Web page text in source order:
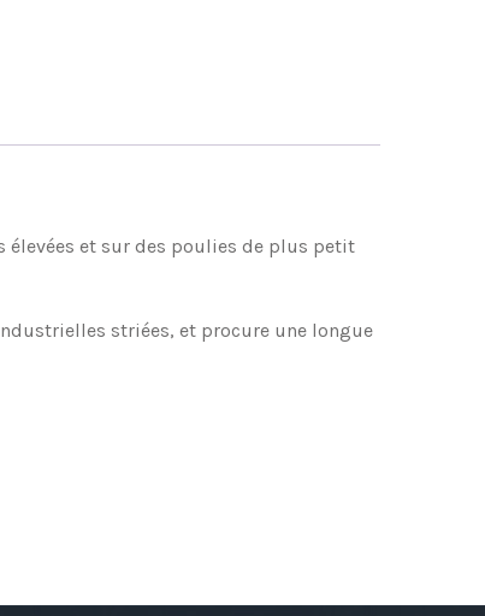
élevées et sur des poulies de plus petit
striées, et procure une longue